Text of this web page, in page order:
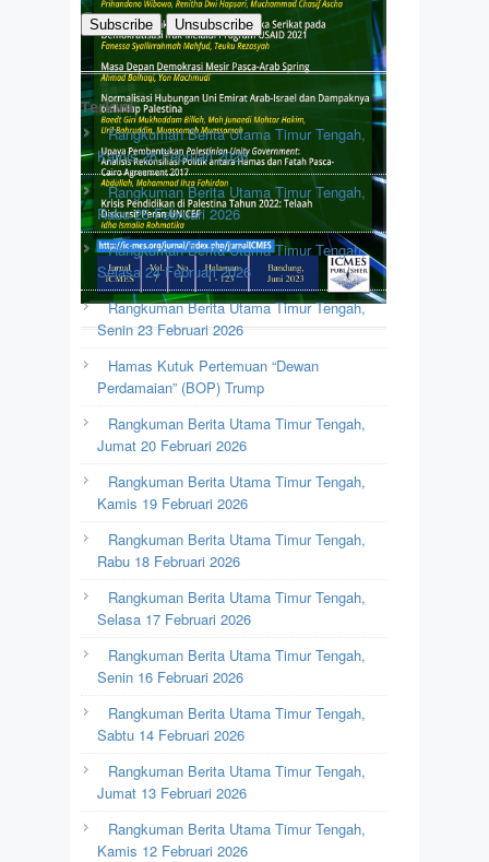
Terkini
Rangkuman Berita Utama Timur Tengah,
Kamis 26 Februari 2026
Rangkuman Berita Utama Timur Tengah,
Rabu 25 Februari 2026
Rangkuman Berita Utama Timur Tengah,
Selasa 24 Februari 2026
Rangkuman Berita Utama Timur Tengah,
Senin 23 Februari 2026
Hamas Kutuk Pertemuan “Dewan
Perdamaian” (BOP) Trump
Rangkuman Berita Utama Timur Tengah,
Jumat 20 Februari 2026
Rangkuman Berita Utama Timur Tengah,
Kamis 19 Februari 2026
Rangkuman Berita Utama Timur Tengah,
Rabu 18 Februari 2026
Rangkuman Berita Utama Timur Tengah,
Selasa 17 Februari 2026
Rangkuman Berita Utama Timur Tengah,
Senin 16 Februari 2026
Rangkuman Berita Utama Timur Tengah,
Sabtu 14 Februari 2026
Rangkuman Berita Utama Timur Tengah,
Jumat 13 Februari 2026
Rangkuman Berita Utama Timur Tengah,
Kamis 12 Februari 2026